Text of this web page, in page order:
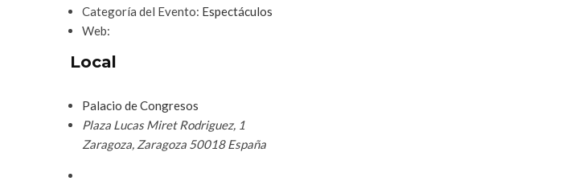
Categoría del Evento: Espectáculos
Web:
Local
Palacio de Congresos
Plaza Lucas Miret Rodriguez, 1
Zaragoza, Zaragoza 50018 España